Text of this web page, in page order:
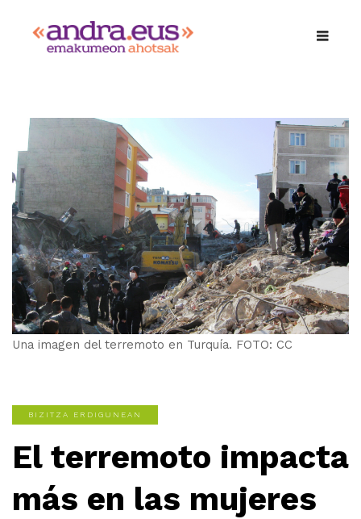
Una imagen del terremoto en Turquía. FOTO: CC
BIZITZA ERDIGUNEAN
El terremoto impacta
más en las mujeres